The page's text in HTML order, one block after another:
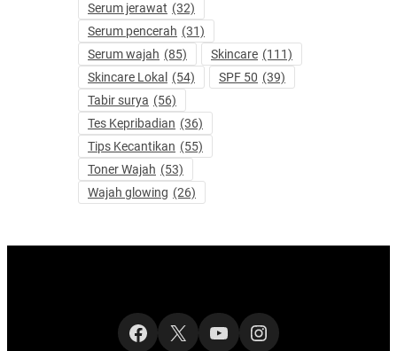
Serum jerawat (32)
Serum pencerah (31)
Serum wajah (85) Skincare (111)
Skincare Lokal
(54) SPF 50 (39)
Tabir surya (56)
Tes Kepribadian (36)
Tips Kecantikan (55)
Toner Wajah (53)
Wajah glowing (26)
Facebook
X YouTubeInstagram